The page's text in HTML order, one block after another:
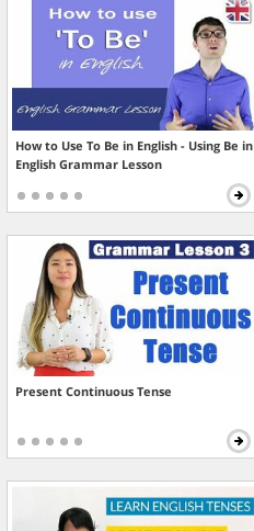
How to Use To Be in English - Using Be in
English Grammar Lesson
Present Continuous Tense